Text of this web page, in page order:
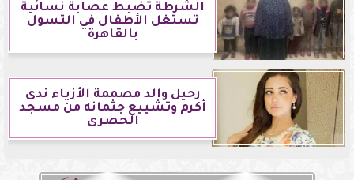
الشرطة تضبط عصابة نسائية
تستغل الأطفال في التسول
بالقاهرة
رحيل والد مصممة الأزياء ندى
أكرم وتشييع جثمانه من مسجد
الحصرى